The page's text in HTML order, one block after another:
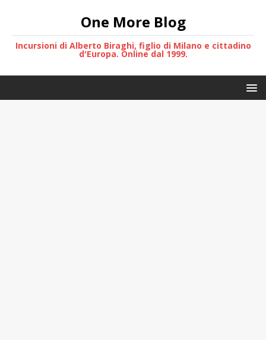
One More Blog
Incursioni di Alberto Biraghi, figlio di Milano e cittadino
d'Europa. Online dal 1999.